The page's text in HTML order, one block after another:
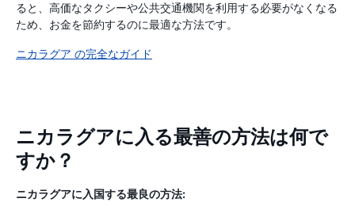
ると、高価なタクシーや公共交通機関を利用する必要がなくなる
ため、お金を節約するのに最適な方法です。
ニカラグア の完全なガイド
ニカラグアに入る最善の方法は何で
すか？
ニカラグアに入国する最良の方法: